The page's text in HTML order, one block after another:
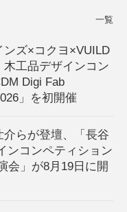
一覧
ンズ×コクヨ×VUILD
工品デザインコン
Digi Fab
」を初開催
らが登壇、「長谷
ンコンペティション
会」が8月19日に開